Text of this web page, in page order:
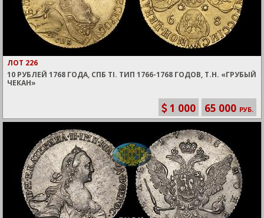
ЛОТ 226
10 РУБЛЕЙ 1768 ГОДА, СПБ TI. ТИП 1766-1768 ГОДОВ, Т.Н. «ГРУБЫЙ
ЧЕКАН»
1 000 65 000 РУБ.